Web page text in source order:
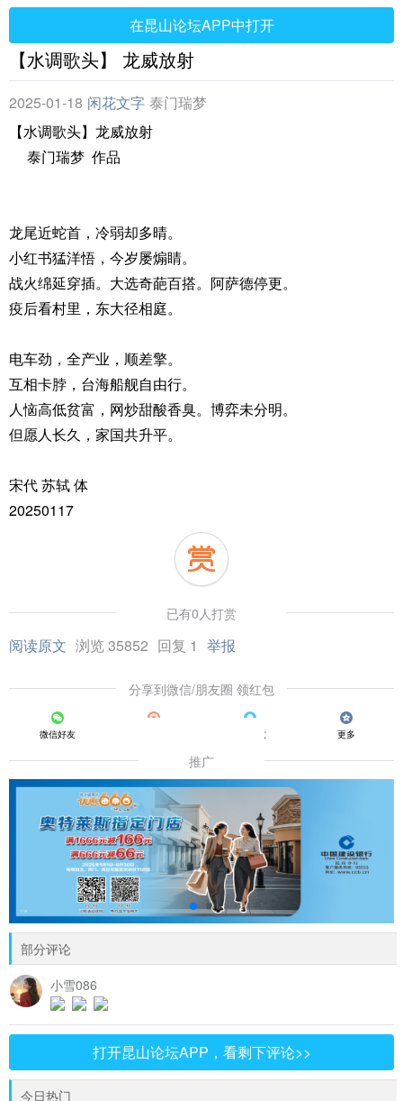
在昆山论坛APP中打开
【水调歌头】 龙威放射
2025-01-18 闲花文字 泰门瑞梦
【水调歌头】龙威放射
泰门瑞梦 作品
龙尾近蛇首，冷弱却多晴。
小红书猛洋悟，今岁屡煽睛。
战火绵延穿插。大选奇葩百搭。阿萨德停更。
疫后看村里，东大径相庭。
电车劲，全产业，顺差擎。
互相卡脖，台海船舰自由行。
人恼高低贫富，网炒甜酸香臭。博弈未分明。
但愿人长久，家国共升平。
宋代 苏轼 体
20250117
已有0人打赏
阅读原文 浏览 35852 回复 1 举报
分享到微信/朋友圈 领红包
微信好友 QQ好友 更多
推广
部分评论
小雪086
打开昆山论坛APP，看剩下评论>>
今日热门